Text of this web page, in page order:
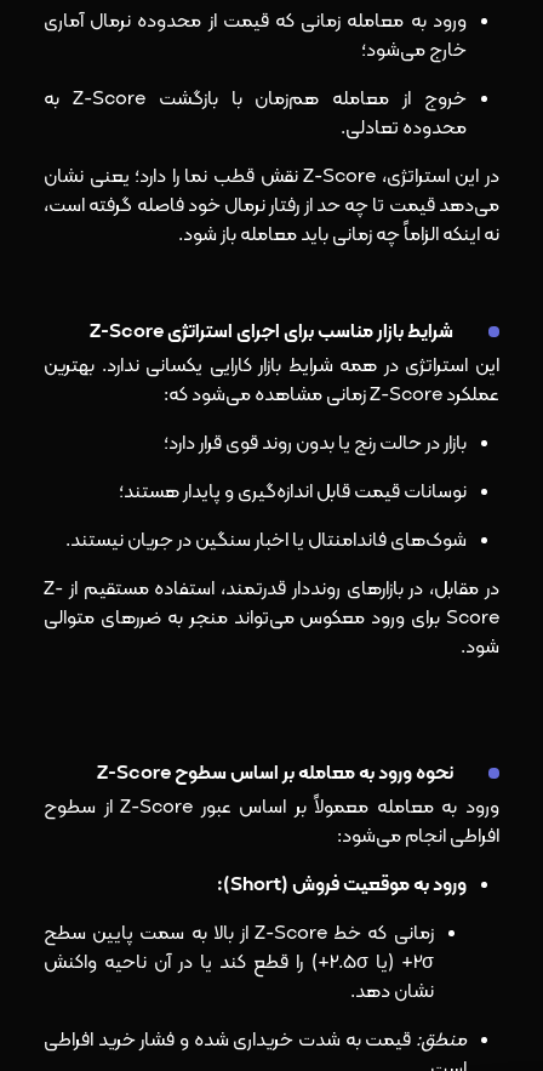
ورود به معامله زمانی که قیمت از محدوده نرمال آماری
خارج می‌شود؛
خروج از معامله هم‌زمان با بازگشت Z-Score به
محدوده تعادلی.
در این استراتژی، Z-Score نقش قطب‌ نما را دارد؛ یعنی نشان
می‌دهد قیمت تا چه حد از رفتار نرمال خود فاصله گرفته است،
نه اینکه الزاماً چه زمانی باید معامله باز شود.
شرایط بازار مناسب برای اجرای استراتژی Z-Score
این استراتژی در همه شرایط بازار کارایی یکسانی ندارد. بهترین
عملکرد Z-Score زمانی مشاهده می‌شود که:
بازار در حالت رنج یا بدون روند قوی قرار دارد؛
نوسانات قیمت قابل اندازه‌گیری و پایدار هستند؛
شوک‌های فاندامنتال یا اخبار سنگین در جریان نیستند.
در مقابل، در بازارهای رونددار قدرتمند، استفاده مستقیم از Z-
Score برای ورود معکوس می‌تواند منجر به ضررهای متوالی
شود.
نحوه ورود به معامله بر اساس سطوح Z-Score
ورود به معامله معمولاً بر اساس عبور Z-Score از سطوح
افراطی انجام می‌شود:
ورود به موقعیت فروش (Short):
زمانی که خط Z-Score از بالا به سمت پایین سطح
2σ+ (یا 2.5σ+) را قطع کند یا در آن ناحیه واکنش
نشان دهد.
منطق: قیمت به شدت خریداری شده و فشار خرید افراطی